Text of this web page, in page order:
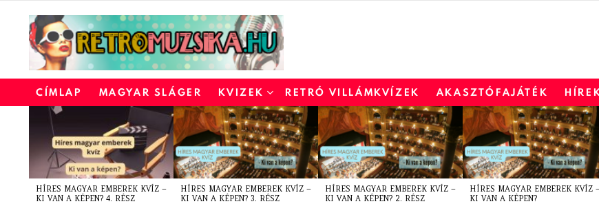
CÍMLAP MAGYAR SLÁGER KVIZEK RETRÓ VILLÁMKVÍZEK AKASZTÓFAJÁTÉK
LATEST
STORIES
HÍRES MAGYAR EMBEREK KVÍZ –
KI VAN A KÉPEN? 4. RÉSZ
HÍRES MAGYAR EMBEREK KVÍZ –
KI VAN A KÉPEN? 3. RÉSZ
HÍRES MAGYAR EMBEREK KVÍZ –
KI VAN A KÉPEN? 2. RÉSZ
HÍRES MAGYAR EMBEREK KVÍZ
KI VAN A KÉPEN?